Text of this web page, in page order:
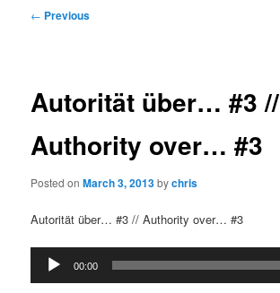
Post
← Previous
Autorität über… #3 //
Authority over… #3
Posted onMarch 3, 2013bychris
Autorität über… #3 // Authority over… #3
Audio
Player
00:00